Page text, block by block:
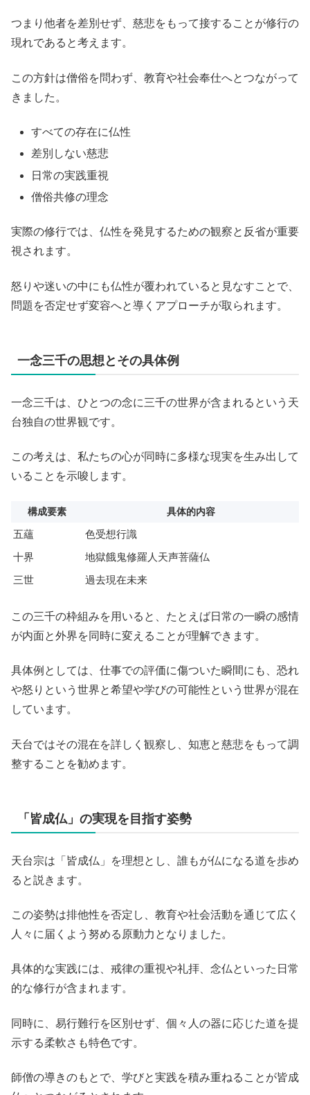
つまり他者を差別せず、慈悲をもって接することが修行の
現れであると考えます。
この方針は僧俗を問わず、教育や社会奉仕へとつながって
きました。
すべての存在に仏性
差別しない慈悲
日常の実践重視
僧俗共修の理念
実際の修行では、仏性を発見するための観察と反省が重要
視されます。
怒りや迷いの中にも仏性が覆われていると見なすことで、
問題を否定せず変容へと導くアプローチが取られます。
一念三千の思想とその具体例
一念三千は、ひとつの念に三千の世界が含まれるという天
台独自の世界観です。
この考えは、私たちの心が同時に多様な現実を生み出して
いることを示唆します。
構成要素 具体的内容
五蘊
色受想行識
十界
地獄餓鬼修羅人天声菩薩仏
三世
過去現在未来
この三千の枠組みを用いると、たとえば日常の一瞬の感情
が内面と外界を同時に変えることが理解できます。
具体例としては、仕事での評価に傷ついた瞬間にも、恐れ
や怒りという世界と希望や学びの可能性という世界が混在
しています。
天台ではその混在を詳しく観察し、知恵と慈悲をもって調
整することを勧めます。
「皆成仏」の実現を目指す姿勢
天台宗は「皆成仏」を理想とし、誰もが仏になる道を歩め
ると説きます。
この姿勢は排他性を否定し、教育や社会活動を通じて広く
人々に届くよう努める原動力となりました。
具体的な実践には、戒律の重視や礼拝、念仏といった日常
的な修行が含まれます。
同時に、易行難行を区別せず、個々人の器に応じた道を提
示する柔軟さも特色です。
師僧の導きのもとで、学びと実践を積み重ねることが皆成